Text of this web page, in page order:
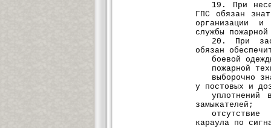
19. При
ГПС обязан
организации и
службы
20. При
обязан
боевой
пожарной
выборочно
у постовых и
уплотнений
замыкателей;
караула по